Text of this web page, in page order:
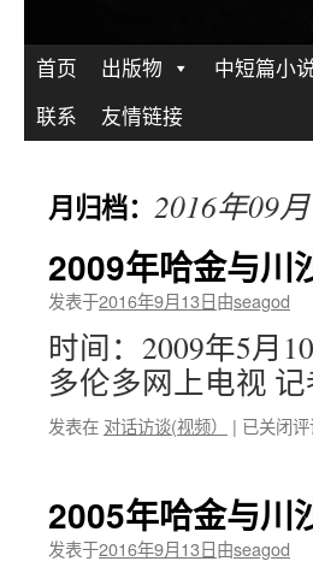
跳
至
首页 出版物 中短篇小
联系
友情链接
月归档： 2016年09月
2009年哈金与川
发表于2016年9月13日由seagod
时间：2009年5月
多伦多网上电视
发表在 对话访谈(视频） | 2009
金
与
川
已关闭
2005年哈金与川
发表于2016年9月13日由seagod